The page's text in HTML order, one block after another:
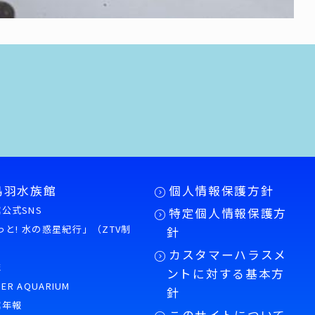
水族館
式SNS
と! 水の惑星紀行」（ZTV制
AQUARIUM
報
個人情報保護方針
特定個人情報保護方
針
カスタマーハラスメ
ントに対する基本方
針